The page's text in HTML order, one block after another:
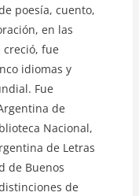
poesía, cuento,
en las
fue
idiomas y
Fue
de
Nacional,
de Letras
de Buenos
de